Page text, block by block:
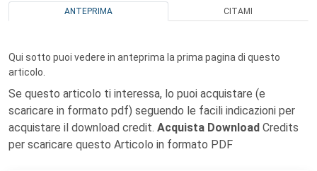
ANTEPRIMA CITAMI
Qui sotto puoi vedere in anteprima la prima pagina di questo
articolo.
Se questo articolo ti interessa, lo puoi acquistare (e
scaricare in formato pdf) seguendo le facili indicazioni per
acquistare il download credit. Acquista Download Credits
per scaricare questo Articolo in formato PDF